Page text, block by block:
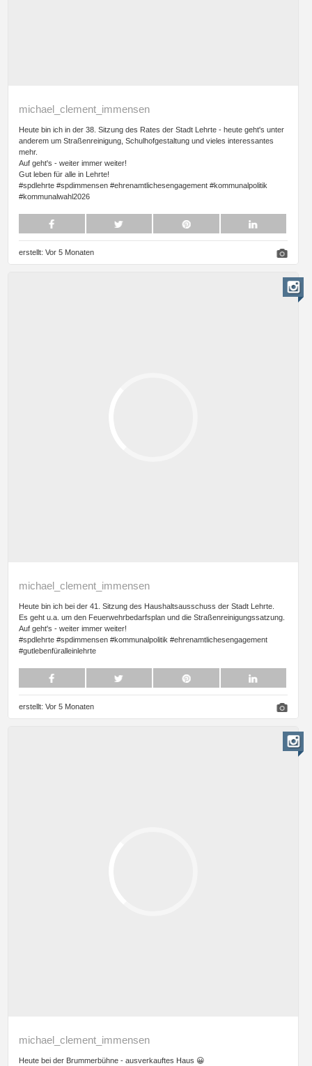
michael_clement_immensen
Heute bin ich in der 38. Sitzung des Rates der Stadt Lehrte - heute geht's unter
anderem um Straßenreinigung, Schulhofgestaltung und vieles interessantes
mehr.
Auf geht's - weiter immer weiter!
Gut leben für alle in Lehrte!
#spdlehrte #spdimmensen #ehrenamtlichesengagement #kommunalpolitik
#kommunalwahl2026
erstellt: Vor 5 Monaten
michael_clement_immensen
Heute bin ich bei der 41. Sitzung des Haushaltsausschuss der Stadt Lehrte.
Es geht u.a. um den Feuerwehrbedarfsplan und die Straßenreinigungssatzung.
Auf geht's - weiter immer weiter!
#spdlehrte #spdimmensen #kommunalpolitik #ehrenamtlichesengagement
#gutlebenfüralleinlehrte
erstellt: Vor 5 Monaten
michael_clement_immensen
Heute bei der Brummerbühne - ausverkauftes Haus 😀